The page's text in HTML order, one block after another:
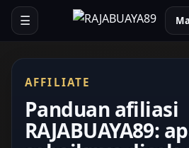
☰
AFFILIATE
Panduan afiliasi
RAJABUAYA89: